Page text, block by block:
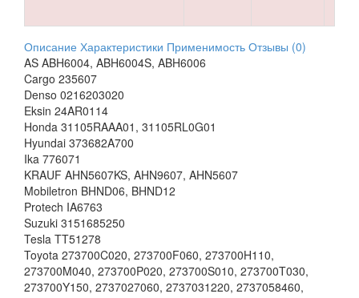
Описание Характеристики Применимость Отзывы (0)
AS ABH6004, ABH6004S, ABH6006
Cargo 235607
Denso 0216203020
Eksin 24AR0114
Honda 31105RAAA01, 31105RL0G01
Hyundai 373682A700
Ika 776071
KRAUF AHN5607KS, AHN9607, AHN5607
Mobiletron BHND06, BHND12
Protech IA6763
Suzuki 3151685250
Tesla TT51278
Toyota 273700C020, 273700F060, 273700H110,
273700M040, 273700P020, 273700S010, 273700T030,
273700Y150, 2737027060, 2737031220, 2737058460,